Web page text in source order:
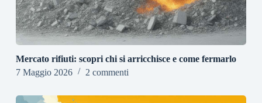
Mercato rifiuti: scopri chi si arricchisce e come fermarlo
7 Maggio 2026
2 commenti